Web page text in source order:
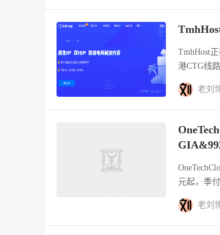
TmhHost
港CTG线
老刘
元起，季
老刘